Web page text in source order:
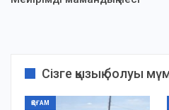
Сізге қызық болуы
ҚОҒАМ